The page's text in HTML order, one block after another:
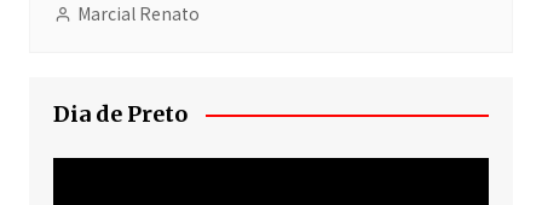
Marcial Renato
Dia de Preto